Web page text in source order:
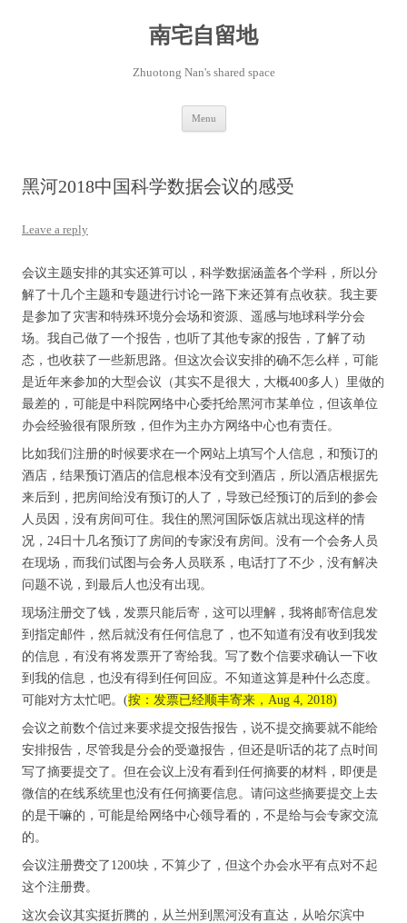
南宅自留地
Zhuotong Nan's shared space
Menu
黑河2018中国科学数据会议的感受
Leave a reply
会议主题安排的其实还算可以，科学数据涵盖各个学科，所以分
解了十几个主题和专题进行讨论一路下来还算有点收获。我主要
是参加了灾害和特殊环境分会场和资源、遥感与地球科学分会
场。我自己做了一个报告，也听了其他专家的报告，了解了动
态，也收获了一些新思路。但这次会议安排的确不怎么样，可能
是近年来参加的大型会议（其实不是很大，大概400多人）里做的
最差的，可能是中科院网络中心委托给黑河市某单位，但该单位
办会经验很有限所致，但作为主办方网络中心也有责任。
比如我们注册的时候要求在一个网站上填写个人信息，和预订的
酒店，结果预订酒店的信息根本没有交到酒店，所以酒店根据先
来后到，把房间给没有预订的人了，导致已经预订的后到的参会
人员因，没有房间可住。我住的黑河国际饭店就出现这样的情
况，24日十几名预订了房间的专家没有房间。没有一个会务人员
在现场，而我们试图与会务人员联系，电话打了不少，没有解决
问题不说，到最后人也没有出现。
现场注册交了钱，发票只能后寄，这可以理解，我将邮寄信息发
到指定邮件，然后就没有任何信息了，也不知道有没有收到我发
的信息，有没有将发票开了寄给我。写了数个信要求确认一下收
到我的信息，也没有得到任何回应。不知道这算是种什么态度。
可能对方太忙吧。(按：发票已经顺丰寄来，Aug 4, 2018)
会议之前数个信过来要求提交报告报告，说不提交摘要就不能给
安排报告，尽管我是分会的受邀报告，但还是听话的花了点时间
写了摘要提交了。但在会议上没有看到任何摘要的材料，即便是
微信的在线系统里也没有任何摘要信息。请问这些摘要提交上去
的是干嘛的，可能是给网络中心领导看的，不是给与会专家交流
的。
会议注册费交了1200块，不算少了，但这个办会水平有点对不起
这个注册费。
这次会议其实挺折腾的，从兰州到黑河没有直达，从哈尔滨中